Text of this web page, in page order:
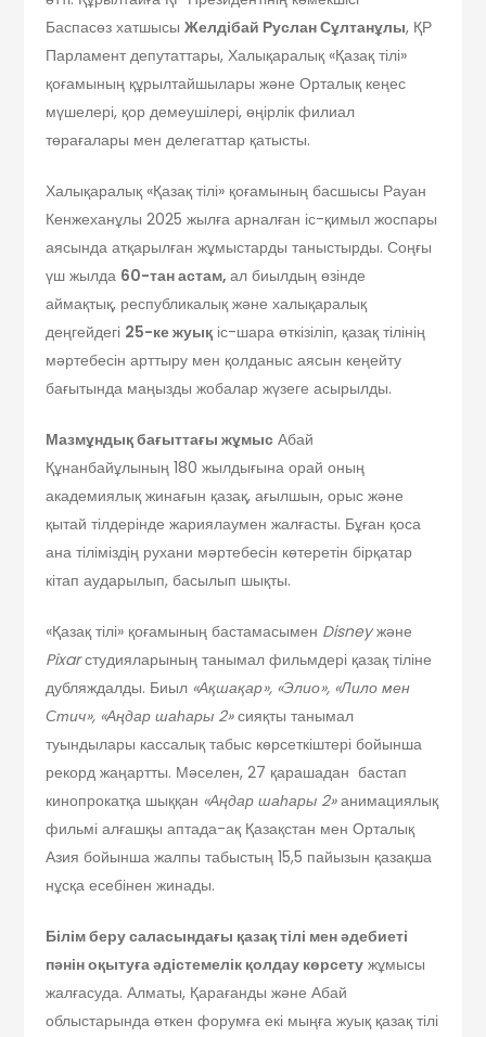
Баспасөз хатшысыЖелдібай Руслан Сұлтанұлы, ҚР
Парламент депутаттары, Халықаралық «Қазақ тілі»
қоғамының құрылтайшылары және Орталық кеңес
мүшелері, қор демеушілері, өңірлік филиал
төрағалары мен делегаттар қатысты.
Халықаралық «Қазақ тілі» қоғамының басшысы Рауан
Кенжеханұлы 2025 жылға арналған іс-қимыл жоспары
аясында атқарылған жұмыстарды таныстырды. Соңғы
үш жылда 60-тан астам,ал биылдың өзінде
аймақтық, республикалық және халықаралық
деңгейдегі 25-ке жуық іс-шара өткізіліп, қазақ тілінің
мәртебесін арттыру мен қолданыс аясын кеңейту
бағытында маңызды жобалар жүзеге асырылды.
Мазмұндық бағыттағы жұмыс Абай
Құнанбайұлының 180 жылдығына орай оның
академиялық жинағын қазақ, ағылшын, орыс және
қытай тілдерінде жариялаумен жалғасты. Бұған қоса
ана тіліміздің рухани мәртебесін көтеретін бірқатар
кітап аударылып, басылып шықты.
«Қазақ тілі» қоғамының бастамасымен Disneyжәне
Pixarстудияларының танымал фильмдері қазақ тіліне
дубляждалды. Биыл «Ақшақар», «Элио», «Лило мен
Стич», «Аңдар шаһары 2»сияқты танымал
туындылары кассалық табыс көрсеткіштері бойынша
рекорд жаңартты. Мәселен, 27 қарашадан бастап
кинопрокатқа шыққан «Аңдар шаһары 2»анимациялық
фильмі алғашқы аптада-ақ Қазақстан мен Орталық
Азия бойынша жалпы табыстың 15,5 пайызын қазақша
нұсқа есебінен жинады.
Білім беру саласындағы қазақ тілі мен әдебиеті
пәнін оқытуғаәдістемелік қолдау көрсету жұмысы
жалғасуда. Алматы, Қарағанды және Абай
облыстарында өткен форумға екі мыңға жуық қазақ тілі